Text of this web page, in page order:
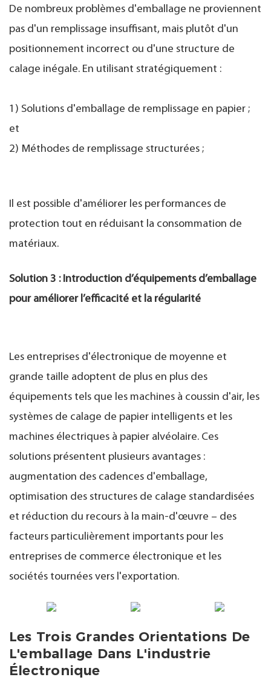
De nombreux problèmes d'emballage ne proviennent
pas d'un remplissage insuffisant, mais plutôt d'un
positionnement incorrect ou d'une structure de
calage inégale. En utilisant stratégiquement :
1) Solutions d'emballage de remplissage en papier ;
et
2) Méthodes de remplissage structurées ;
Il est possible d'améliorer les performances de
protection tout en réduisant la consommation de
matériaux.
Solution 3 : Introduction d’équipements d’emballage
pour améliorer l’efficacité et la régularité
Les entreprises d'électronique de moyenne et
grande taille adoptent de plus en plus des
équipements tels que les machines à coussin d'air, les
systèmes de calage de papier intelligents et les
machines électriques à papier alvéolaire. Ces
solutions présentent plusieurs avantages :
augmentation des cadences d'emballage,
optimisation des structures de calage standardisées
et réduction du recours à la main-d'œuvre – des
facteurs particulièrement importants pour les
entreprises de commerce électronique et les
sociétés tournées vers l'exportation.
Les Trois Grandes Orientations De
L'emballage Dans L'industrie
Électronique